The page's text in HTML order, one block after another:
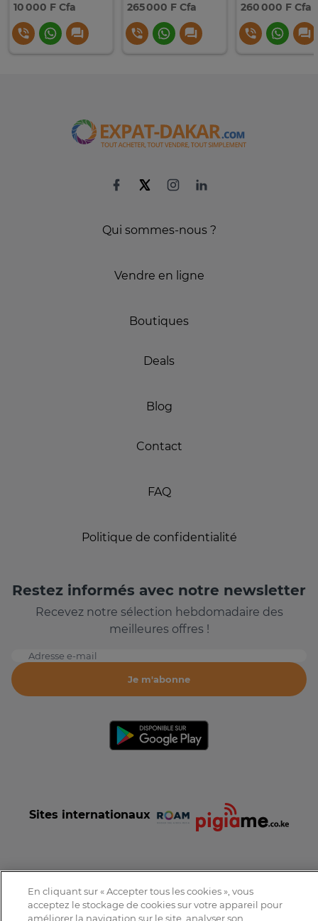
10 000 F Cfa 265 000 F Cfa 260 000 F Cfa
Qui sommes-nous ?
Vendre en ligne
Boutiques
Deals
Blog
Contact
FAQ
Politique de confidentialité
Restez informés avec notre newsletter
Recevez notre sélection hebdomadaire des
meilleures offres !
Adresse e-mail
Je m'abonne
Sites internationaux
Conditions et Charte d'utilisation
Politique de confidentialité
Tous droits réservés © 2016-2026 Expat-Dakar
En cliquant sur « Accepter tous les cookies », vous
acceptez le stockage de cookies sur votre appareil pour
améliorer la navigation sur le site, analyser son